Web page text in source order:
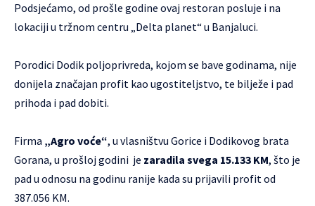
Podsjećamo, od prošle godine ovaj restoran posluje i na
lokaciji u tržnom centru „Delta planet“ u Banjaluci.
Porodici Dodik poljoprivreda, kojom se bave godinama, nije
donijela značajan profit kao ugostiteljstvo, te bilježe i pad
prihoda i pad dobiti.
Firma „Agro voće“, u vlasništvu Gorice i Dodikovog brata
Gorana, u prošloj godini je zaradila svega 15.133 KM, što je
pad u odnosu na godinu ranije kada su prijavili profit od
387.056 KM.